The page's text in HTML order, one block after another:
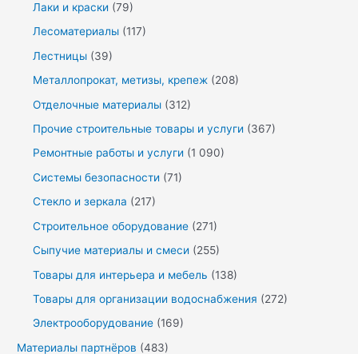
Лаки и краски (79)
Лесоматериалы (117)
Лестницы (39)
Металлопрокат, метизы, крепеж (208)
Отделочные материалы (312)
Прочие строительные товары и услуги (367)
Ремонтные работы и услуги (1 090)
Системы безопасности (71)
Стекло и зеркала (217)
Строительное оборудование (271)
Сыпучие материалы и смеси (255)
Товары для интерьера и мебель (138)
Товары для организации водоснабжения (272)
Электрооборудование (169)
Материалы партнёров (483)